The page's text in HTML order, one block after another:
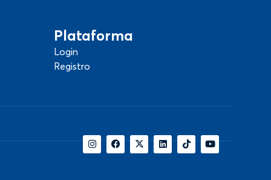
Plataforma
Login
Registro